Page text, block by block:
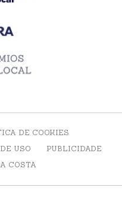
DE COOKIES
USO
PUBLICIDADE
COSTA